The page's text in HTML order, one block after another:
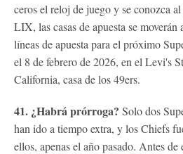
ceros el reloj de juego y se conozca
LIX, las casas de apuesta se moverán
líneas de apuesta para el próximo
el 8 de febrero de 2026, en el Levi's
California, casa de los 49ers.
41. ¿Habrá prórroga? Solo dos
han ido a tiempo extra, y los Chiefs
ellos, apenas el año pasado. Antes